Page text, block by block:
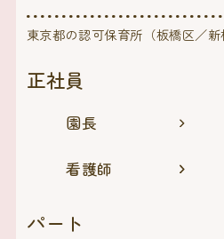
東京都の認可保育所（板橋区／新
正社員
園長
看護師
パート